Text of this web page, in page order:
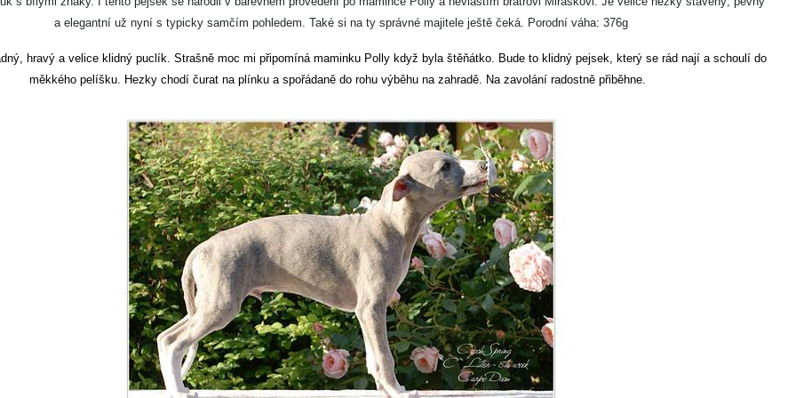
a elegantní už nyní s typicky samčím pohledem. Také si na ty správné majitele ještě čeká. Porodní váha: 376g
hravý a velice klidný puclík. Strašně moc mi připomíná maminku Polly když byla štěňátko. Bude to klidný pejsek, který se rád nají a schoulí do
měkkého pelíšku. Hezky chodí čurat na plínku a spořádaně do rohu výběhu na zahradě. Na zavolání radostně přiběhne.